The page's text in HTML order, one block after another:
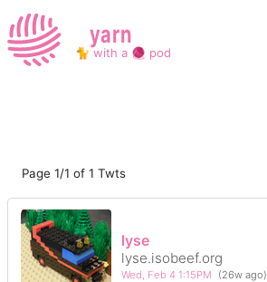
yarn
🐈 with a 🧶 pod
Page 1/1 of 1 Twts
lyse
lyse.isobeef.org
Wed, Feb 4 1:15PM (26w ago)